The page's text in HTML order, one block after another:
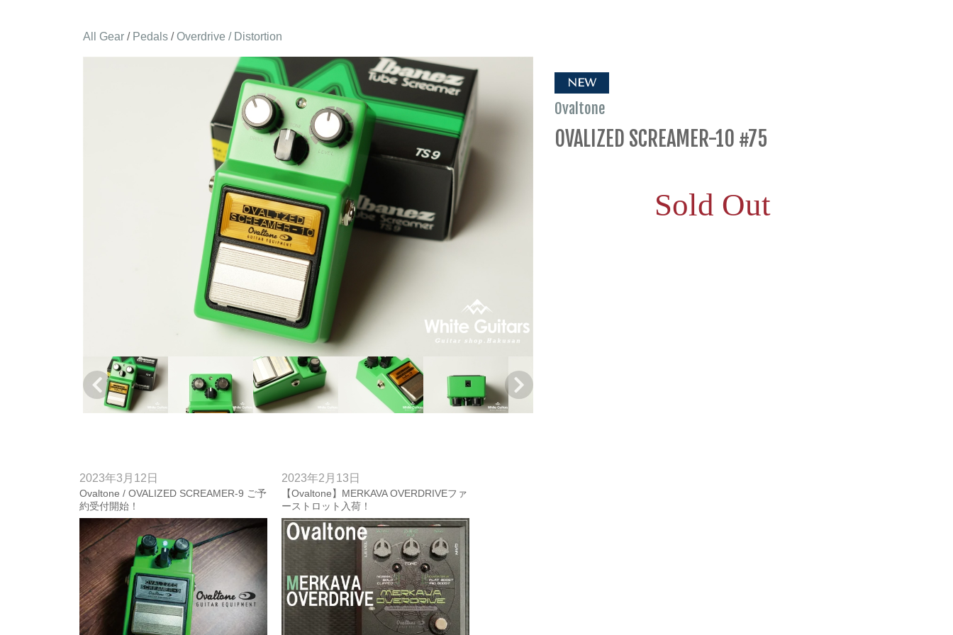
All Gear / Pedals / Overdrive / Distortion
NEW
Ovaltone
OVALIZED SCREAMER-10 #75
Sold Out
2023年3月12日
Ovaltone / OVALIZED SCREAMER-9 ご予
約受付開始！
2023年2月13日
【Ovaltone】MERKAVA OVERDRIVEファ
ーストロット入荷！